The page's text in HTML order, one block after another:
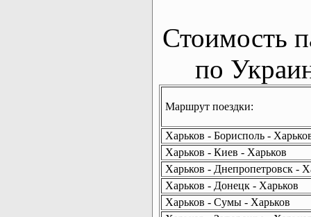
Стоимость
по
Маршрут поездки:
Харьков - Борисполь -
Харьков - Киев - Харьков
Харьков - Днепропетровск -
Харьков - Донецк - Харьков
Харьков - Сумы - Харьков